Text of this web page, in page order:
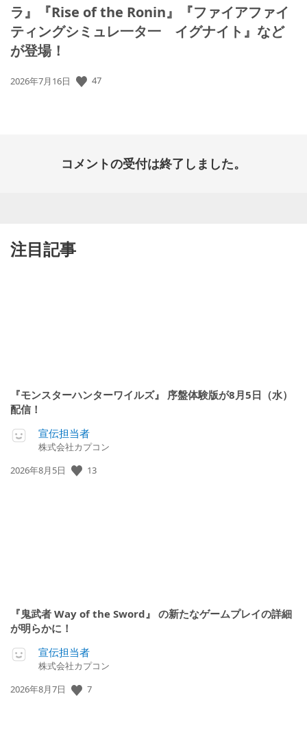
ラ』『Rise of the Ronin』『ファイアファイ
ティングシミュレ一タ一 イグナイト』など
が登場！
公
2026年7月16日 47
コメントの受付は終了しました。
注目記事
『モンスターハンターワイルズ』 序盤体験版が8月5日（水）
配信！
宣伝担当者
株式会社カプコン
公
2026年8月5日 13
『鬼武者 Way of the Sword』 の新たなゲームプレイの詳細
が明らかに！
宣伝担当者
株式会社カプコン
公
2026年8月7日 7